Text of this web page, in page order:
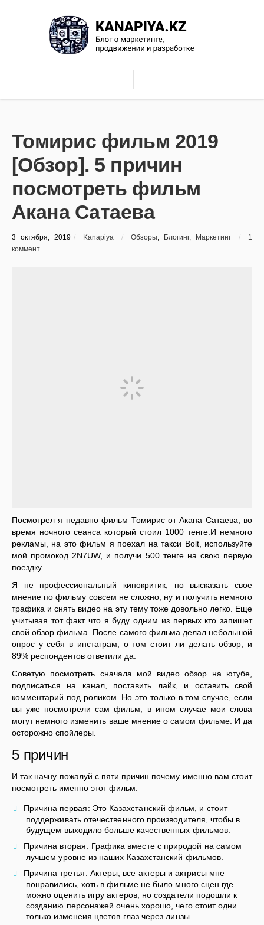
Томирис фильм 2019
[Обзор]. 5 причин
посмотреть фильм
Акана Сатаева
3 октября, 2019 / Kanapiya / Обзоры, Блогинг, Маркетинг /
1
коммент
Посмотрел я недавно фильм Томирис от Акана Сатаева, во
время ночного сеанса который стоил 1000 тенге.И немного
рекламы, на это фильм я поехал на такси Bolt, используйте
мой промокод 2N7UW, и получи 500 тенге на свою первую
поездку.
Я не профессиональный кинокритик, но высказать свое
мнение по фильму совсем не сложно, ну и получить немного
трафика и снять видео на эту тему тоже довольно легко. Еще
учитывая тот факт что я буду одним из первых кто запишет
свой обзор фильма. После самого фильма делал небольшой
опрос у себя в инстаграм, о том стоит ли делать обзор, и
89% респондентов ответили да.
Советую посмотреть сначала мой видео обзор на ютубе,
подписаться на канал, поставить лайк, и оставить свой
комментарий под роликом. Но это только в том случае, если
вы уже посмотрели сам фильм, в ином случае мои слова
могут немного изменить ваше мнение о самом фильме. И да
осторожно спойлеры.
5 причин
И так начну пожалуй с пяти причин почему именно вам стоит
посмотреть именно этот фильм.
Причина первая: Это Казахстанский фильм, и стоит
поддерживать отечественного производителя, чтобы в
будущем выходило больше качественных фильмов.
Причина вторая: Графика вместе с природой на самом
лучшем уровне из наших Казахстанский фильмов.
Причина третья: Актеры, все актеры и актрисы мне
понравились, хоть в фильме не было много сцен где
можно оценить игру актеров, но создатели подошли к
созданию персонажей очень хорошо, чего стоит одни
только изменеия цветов глаз через линзы.